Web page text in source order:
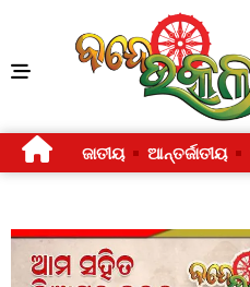
ଜାତୀୟ ଆନ୍ତର୍ଜାତୀୟ